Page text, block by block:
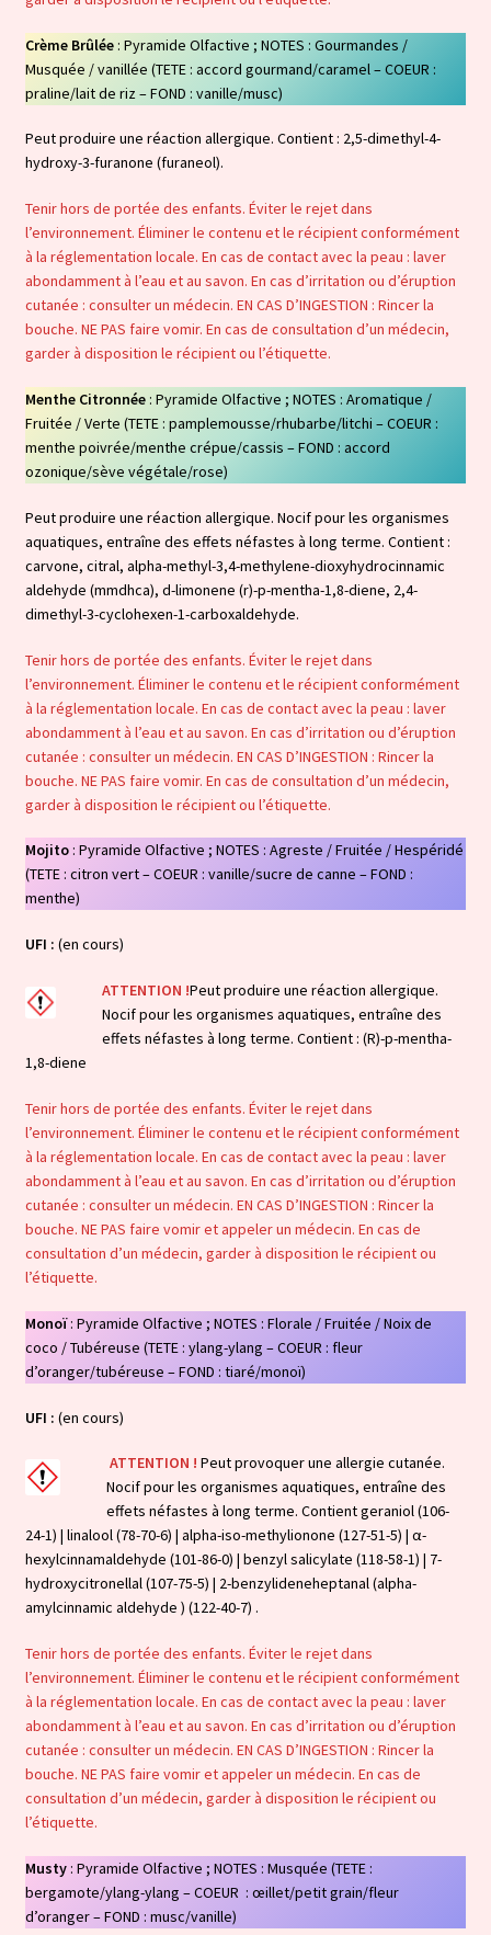
Crème Brûlée: Pyramide Olfactive ; NOTES : Gourmandes /
Musquée / vanillée (TETE : accord gourmand/caramel – COEUR :
praline/lait de riz – FOND : vanille/musc)
Peut produire une réaction allergique. Contient : 2,5-dimethyl-4-
hydroxy-3-furanone (furaneol).
Tenir hors de portée des enfants. Éviter le rejet dans
l’environnement. Éliminer le contenu et le récipient conformément
à la réglementation locale. En cas de contact avec la peau : laver
abondamment à l’eau et au savon. En cas d’irritation ou d’éruption
cutanée : consulter un médecin. EN CAS D’INGESTION : Rincer la
bouche. NE PAS faire vomir. En cas de consultation d’un médecin,
garder à disposition le récipient ou l’étiquette.
Menthe Citronnée: Pyramide Olfactive ; NOTES : Aromatique /
Fruitée / Verte (TETE : pamplemousse/rhubarbe/litchi – COEUR :
menthe poivrée/menthe crépue/cassis – FOND : accord
ozonique/sève végétale/rose)
Peut produire une réaction allergique. Nocif pour les organismes
aquatiques, entraîne des effets néfastes à long terme. Contient :
carvone, citral, alpha-methyl-3,4-methylene-dioxyhydrocinnamic
aldehyde (mmdhca), d-limonene (r)-p-mentha-1,8-diene, 2,4-
dimethyl-3-cyclohexen-1-carboxaldehyde.
Tenir hors de portée des enfants. Éviter le rejet dans
l’environnement. Éliminer le contenu et le récipient conformément
à la réglementation locale. En cas de contact avec la peau : laver
abondamment à l’eau et au savon. En cas d’irritation ou d’éruption
cutanée : consulter un médecin. EN CAS D’INGESTION : Rincer la
bouche. NE PAS faire vomir. En cas de consultation d’un médecin,
garder à disposition le récipient ou l’étiquette.
Mojito: Pyramide Olfactive ; NOTES : Agreste / Fruitée / Hespéridé
(TETE : citron vert – COEUR : vanille/sucre de canne – FOND :
menthe)
UFI : (en cours)
ATTENTION !Peut produire une réaction allergique.
Nocif pour les organismes aquatiques, entraîne des
effets néfastes à long terme. Contient : (R)-p-mentha-
1,8-diene
Tenir hors de portée des enfants. Éviter le rejet dans
l’environnement. Éliminer le contenu et le récipient conformément
à la réglementation locale. En cas de contact avec la peau : laver
abondamment à l’eau et au savon. En cas d’irritation ou d’éruption
cutanée : consulter un médecin. EN CAS D’INGESTION : Rincer la
bouche. NE PAS faire vomir et appeler un médecin. En cas de
consultation d’un médecin, garder à disposition le récipient ou
l’étiquette.
Monoï: Pyramide Olfactive ; NOTES : Florale / Fruitée / Noix de
coco / Tubéreuse (TETE : ylang-ylang – COEUR : fleur
d’oranger/tubéreuse – FOND : tiaré/monoï)
UFI : (en cours)
ATTENTION ! Peut provoquer une allergie cutanée.
Nocif pour les organismes aquatiques, entraîne des
effets néfastes à long terme. Contient geraniol (106-
24-1) | linalool (78-70-6) | alpha-iso-methylionone (127-51-5) | α-
hexylcinnamaldehyde (101-86-0) | benzyl salicylate (118-58-1) | 7-
hydroxycitronellal (107-75-5) | 2-benzylideneheptanal (alpha-
amylcinnamic aldehyde ) (122-40-7) .
Tenir hors de portée des enfants. Éviter le rejet dans
l’environnement. Éliminer le contenu et le récipient conformément
à la réglementation locale. En cas de contact avec la peau : laver
abondamment à l’eau et au savon. En cas d’irritation ou d’éruption
cutanée : consulter un médecin. EN CAS D’INGESTION : Rincer la
bouche. NE PAS faire vomir et appeler un médecin. En cas de
consultation d’un médecin, garder à disposition le récipient ou
l’étiquette.
Musty: Pyramide Olfactive ; NOTES : Musquée (TETE :
bergamote/ylang-ylang – COEUR : œillet/petit grain/fleur
d’oranger – FOND : musc/vanille)